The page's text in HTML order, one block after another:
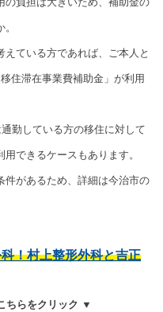
ている方であれば、ご本人と
住滞在事業費補助金」が利用
勤している方の移住に対して
できるケースもあります。
件があるため、詳細は今治市の
！村上整形外科と吉正
ちらをクリック ▼